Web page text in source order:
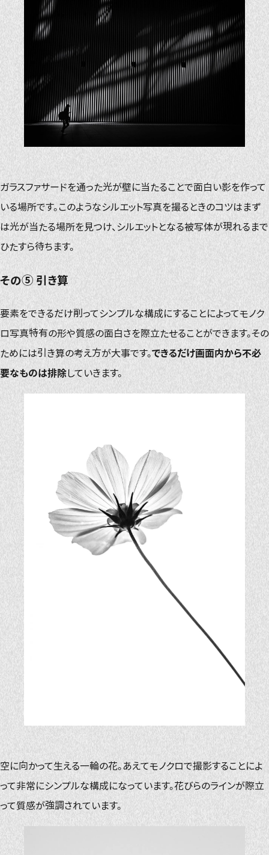
ガラスファサードを通った光が壁に当たることで面白い影を作って
いる場所です。このようなシルエット写真を撮るときのコツはまず
は光が当たる場所を見つけ、シルエットとなる被写体が現れるまで
ひたすら待ちます。
その⑤ 引き算
要素をできるだけ削ってシンプルな構成にすることによってモノク
ロ写真特有の形や質感の面白さを際立たせることができます。その
ためには引き算の考え方が大事です。できるだけ画面内から不必
要なものは排除していきます。
空に向かって生える一輪の花。あえてモノクロで撮影することによ
って非常にシンプルな構成になっています。花びらのラインが際立
って質感が強調されています。